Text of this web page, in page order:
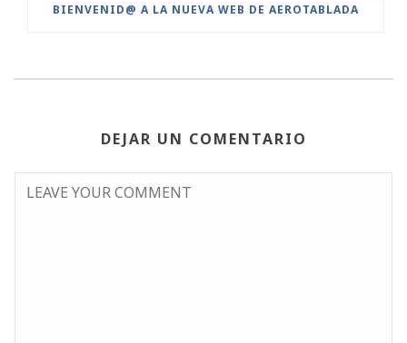
BIENVENID@ A LA NUEVA WEB DE AEROTABLADA
DEJAR UN COMENTARIO